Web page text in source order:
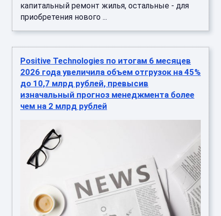
капитальный ремонт жилья, остальные - для
приобретения нового ...
Positive Technologies по итогам 6 месяцев
2026 года увеличила объем отгрузок на 45%
до 10,7 млрд рублей, превысив
изначальный прогноз менеджмента более
чем на 2 млрд рублей